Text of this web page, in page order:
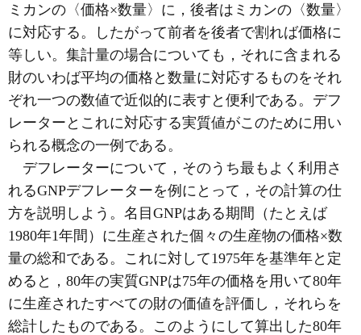
ミカンの〈価格×数量〉に，後者はミカンの〈数量〉
に対応する。したがって前者を後者で割れば価格に
等しい。集計量の場合についても，それに含まれる
財のいわば平均の価格と数量に対応するものをそれ
ぞれ一つの数値で近似的に表すと便利である。デフ
レーターとこれに対応する実質値がこのために用い
られる概念の一例である。
デフレーターについて，そのうち最もよく利用さ
れるGNPデフレーターを例にとって，その計算の仕
方を説明しよう。名目GNPはある期間（たとえば
1980年1年間）に生産された個々の生産物の価格×数
量の総和である。これに対して1975年を基準年と定
めると，80年の実質GNPは75年の価格を用いて80年
に生産されたすべての財の価値を評価し，それらを
総計したものである。このようにして算出した80年